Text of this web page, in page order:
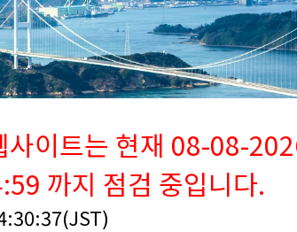
사이트는 현재 08-08-
까지 점검 중입니다.